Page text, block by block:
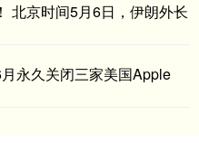
北京时间5月6日，伊朗外长
永久关闭三家美国Apple